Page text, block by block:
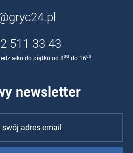
511 33 43
do piątku od 800 do 1600
newsletter